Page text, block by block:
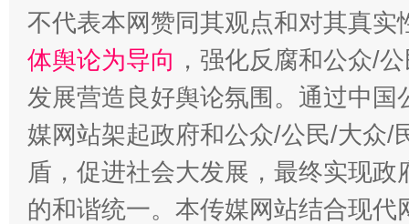
不代表本网赞同其观点和对其真实
体舆论为导向 ，强化反腐和公众/
发展营造良好舆论氛围。通过中
媒网站架起政府和公众/公民/大众/
盾，促进社会大发展，最终实现
的和谐统一。本传媒网站结合现